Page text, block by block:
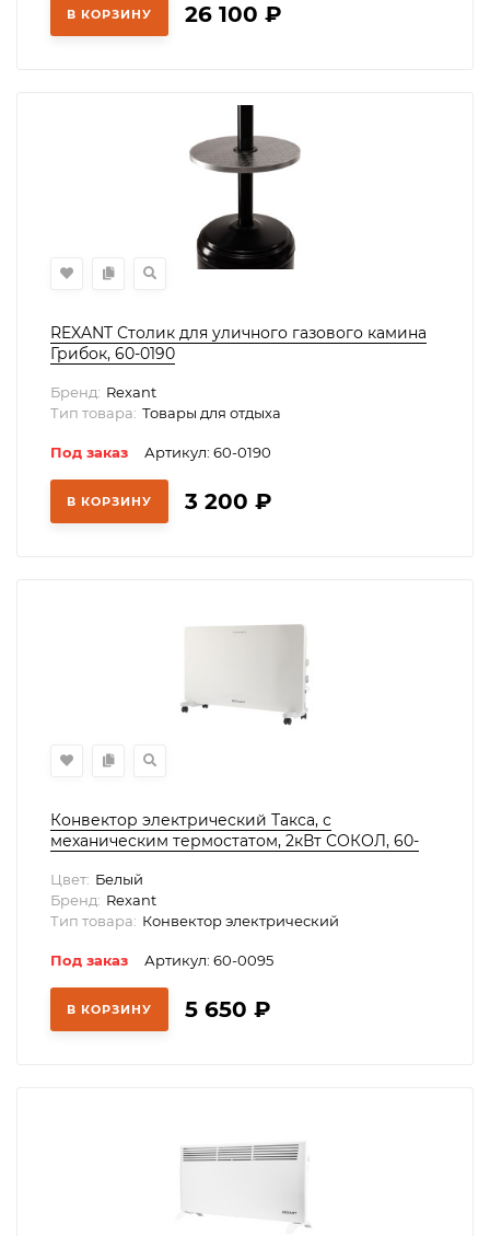
В КОРЗИНУ 26 100 ₽
REXANT Столик для уличного газового камина
Грибок, 60-0190
Бренд: Rexant
Тип товара: Товары для отдыха
Под заказ Артикул: 60-0190
В КОРЗИНУ 3 200 ₽
Конвектор электрический Такса, с
механическим термостатом, 2кВт СОКОЛ, 60-
Цвет: Белый
Бренд: Rexant
Тип товара: Конвектор электрический
Под заказ Артикул: 60-0095
В КОРЗИНУ 5 650 ₽